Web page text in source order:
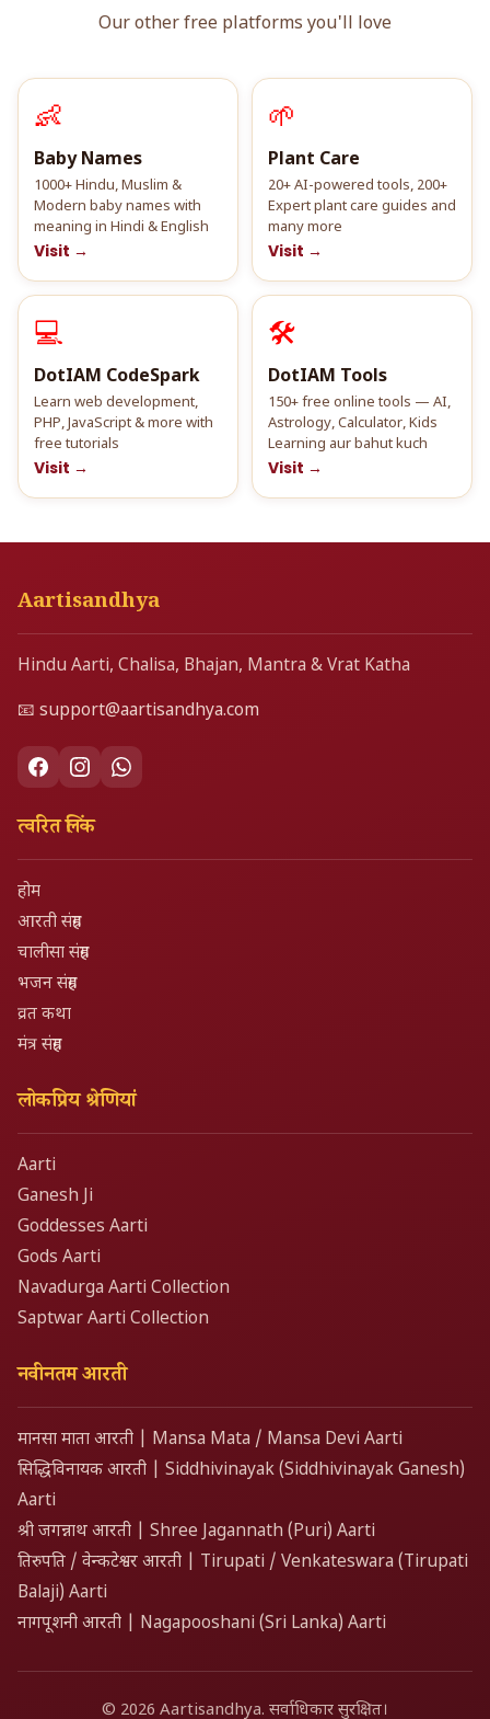
Our other free platforms you'll love
👶
Baby Names
1000+ Hindu, Muslim &
Modern baby names with
meaning in Hindi & English
Visit →
🌱
Plant Care
20+ AI-powered tools, 200+
Expert plant care guides and
many more
Visit →
💻
DotIAM CodeSpark
Learn web development,
PHP, JavaScript & more with
free tutorials
Visit →
🛠️
DotIAM Tools
150+ free online tools — AI,
Astrology, Calculator, Kids
Learning aur bahut kuch
Visit →
Aartisandhya
Hindu Aarti, Chalisa, Bhajan, Mantra & Vrat Katha
📧 support@aartisandhya.com
त्वरित लिंक
होम
आरती संग्रह
चालीसा संग्रह
भजन संग्रह
व्रत कथा
मंत्र संग्रह
लोकप्रिय श्रेणियां
Aarti
Ganesh Ji
Goddesses Aarti
Gods Aarti
Navadurga Aarti Collection
Saptwar Aarti Collection
नवीनतम आरती
मानसा माता आरती | Mansa Mata / Mansa Devi Aarti
सिद्धिविनायक आरती | Siddhivinayak (Siddhivinayak Ganesh)
Aarti
श्री जगन्नाथ आरती | Shree Jagannath (Puri) Aarti
तिरुपति / वेन्कटेश्वर आरती | Tirupati / Venkateswara (Tirupati
Balaji) Aarti
नागपूशनी आरती | Nagapooshani (Sri Lanka) Aarti
© 2026 Aartisandhya. सर्वाधिकार सुरक्षित।